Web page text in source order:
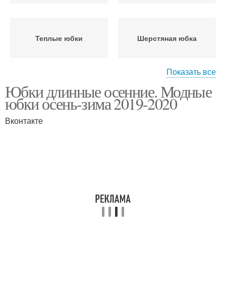
Теплые юбки Шерстяная юбка
Трикотажная юбка
Показать все
Юбки длинные осенние. Модные
юбки осень-зима 2019-2020
Вконтакте